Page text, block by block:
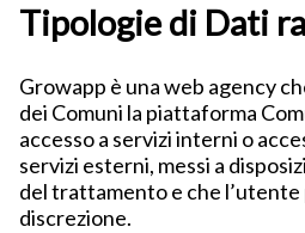
Tipologie di Dati
Growapp è una web agency
dei Comuni la piattaforma
accesso a servizi interni o
servizi esterni, messi a
del trattamento e che
discrezione.